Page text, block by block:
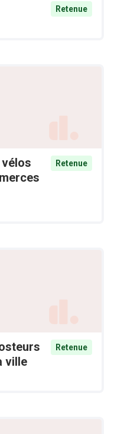
Retenue
Retenue
ville
Retenue